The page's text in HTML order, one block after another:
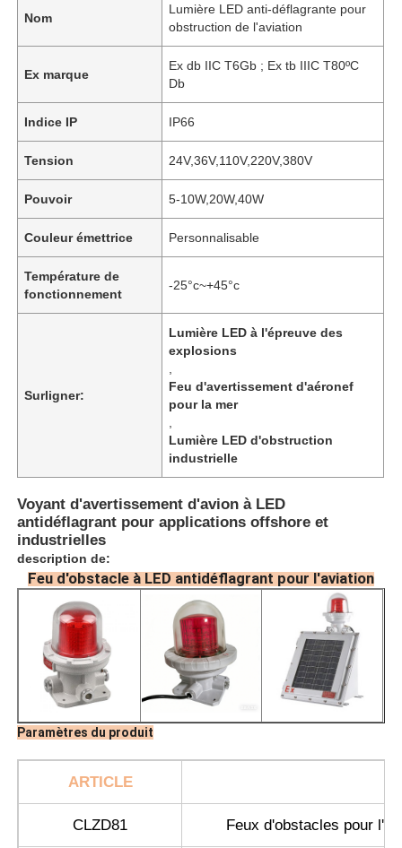
Aperçu
Nom
Lumière LED anti-déflagrante pour
obstruction de l'aviation
Ex marque
Ex db IIC T6Gb ; Ex tb IIIC T80ºC
Db
Indice IP IP66
Tension 24V,36V,110V,220V,380V
Pouvoir 5-10W,20W,40W
Couleur émettrice Personnalisable
Température de
fonctionnement
-25°c~+45°c
Surligner:
Lumière LED à l'épreuve des
explosions
Feu d'avertissement d'aéronef
pour la mer
Lumière LED d'obstruction
industrielle
Voyant d'avertissement d'avion à LED
antidéflagrant pour applications offshore et
industrielles
description de:
Feu d'obstacle à LED antidéflagrant pour l'aviation
Paramètres du produit
ARTICLE
CLZD81 Feux d'obstacles pour